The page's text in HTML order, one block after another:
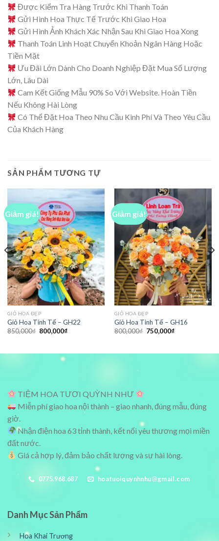
Được Kiểm Tra Hàng Trước Khi Thanh Toán
Gửi Hình Hoa Thực Tế Trước Khi Giao Hoa
Gửi Hình Ảnh Khách Xác Nhận Sau Khi Giao Hoa Xong
Thanh Toán Linh Hoạt Chuyển Khoản Ngân Hàng Hoặc
Tiền Mặt
Ưu Đãi Lớn Dành Cho Doanh Nghiệp Đặt Mua Số Lượng
Lớn, Lâu Dài
Cam Kết Giống Mẫu 90% So Với Website. Hoàn Tiền
Nếu Không Hài Lòng
Có Thể Đặt Hoa Theo Nhu Cầu Kinh Phí Và Theo Yêu Cầu
Của Khách Hàng
SẢN PHẨM TƯƠNG TỰ
Giảm giá!
GIỎ HOA ĐẸP
Giỏ Hoa Tinh Tế – GH22
850,000₫ Giá
800,000₫Giá
800,000₫.
Giảm giá!
GIỎ HOA ĐẸP
Giỏ Hoa Tinh Tế – GH16
800,000₫ Giá
750,000₫Giá
750,000₫.
TIỆM HOA TƯƠI QUỲNH NHƯ
Miễn phí giao hoa nội thành – giao nhanh, đúng mẫu, đúng
giờ.
Nhận điện hoa 63 tỉnh thành, kết nối yêu thương mọi miền
đất nước.
Giá cả hợp lý, đảm bảo chất lượng và sự hài lòng.
0775.968.687 hoatuoiquynhnhu@gmail.com
Danh Mục Sản Phẩm
Hoa Khai Trương